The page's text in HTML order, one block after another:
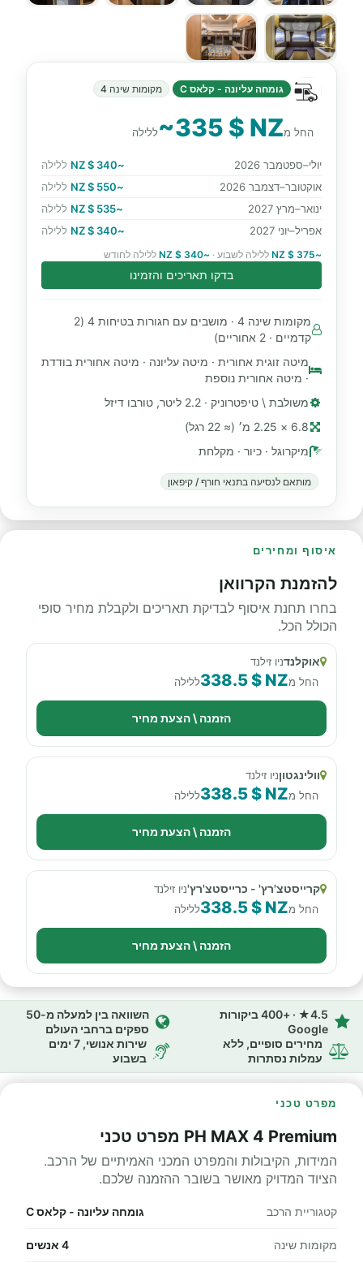
גומחה עליונה - קלאס C מקומות שינה 4
החל מ~335 $ NZללילה
יולי–ספטמבר 2026 ~340 $ NZ
ללילה
אוקטובר–דצמבר 2026
~550 $ NZ
ללילה
ינואר–מרץ 2027
~535 $ NZ
ללילה
אפריל–יוני 2027
~340 $ NZ ללילה
~375 $ NZ ללילה לשבוע · ~340 $ NZ ללילה לחודש
בדקו תאריכים והזמינו
מקומות שינה 4 · מושבים עם חגורות בטיחות 4 (2
קדמיים · 2 אחוריים)
מיטה זוגית אחורית · מיטה עליונה · מיטה אחורית בודדת
· מיטה אחורית נוספת
משולבת \ טיפטרוניק · 2.2 ליטר, טורבו דיזל
6.8 × 2.25 מ׳ (≈ 22 רגל)
מיקרוגל · כיור · מקלחת
מותאם לנסיעה בתנאי חורף / קיפאון
איסוף ומחירים
להזמנת הקרוואן
בחרו תחנת איסוף לבדיקת תאריכים ולקבלת מחיר סופי
הכולל הכל.
אוקלנדניו זילנד
החל מ338.5 $ NZללילה
הזמנה \ הצעת מחיר
וולינגטוןניו זילנד
החל מ338.5 $ NZללילה
הזמנה \ הצעת מחיר
קרייסטצ'רץ' - כרייסטצ'רץ'ניו זילנד
החל מ338.5 $ NZללילה
הזמנה \ הצעת מחיר
4.5★ · +400 ביקורות
Google
השוואה בין למעלה מ-50
ספקים ברחבי העולם
מחירים סופיים, ללא
עמלות נסתרות
שירות אנושי, 7 ימים
בשבוע
מפרט טכני
PH MAX 4 Premium מפרט טכני
המידות, הקיבולות והמפרט המכני האמיתיים של הרכב.
הציוד המדויק מאושר בשובר ההזמנה שלכם.
קטגוריית הרכב גומחה עליונה - קלאס C
מקומות שינה 4 אנשים